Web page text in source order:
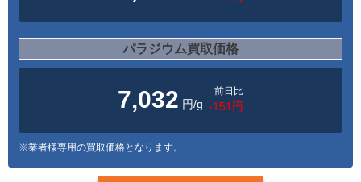
パラジウム買取価格
7,032 円/g
前日比
-151円
※業者様専用の買取価格となります。